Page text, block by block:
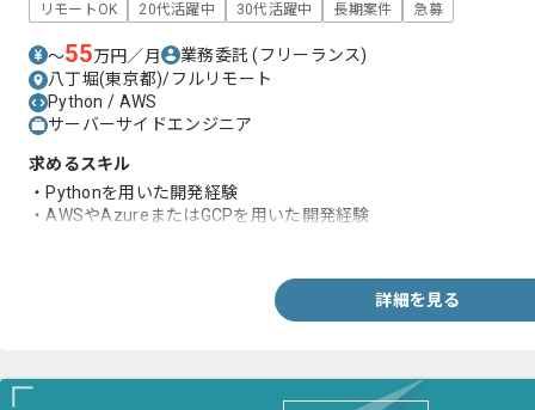
リモートOK 20代活躍中 30代活躍中 長期案件 急募
〜55万円／月 業務委託(フリーランス)
八丁堀(東京都)/フルリモート
Python / AWS
サーバーサイドエンジニア
求めるスキル
・Pythonを用いた開発経験
・AWSやAzureまたはGCPを用いた開発経験
詳細を見る